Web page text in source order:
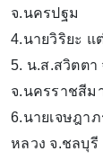
จ.นครปฐม
4.นายวิริยะ แ
5. น.ส.สวิตตา
จ.นครราชสีม
6.นายเจษฎา
หลวง จ.ชลบุรี